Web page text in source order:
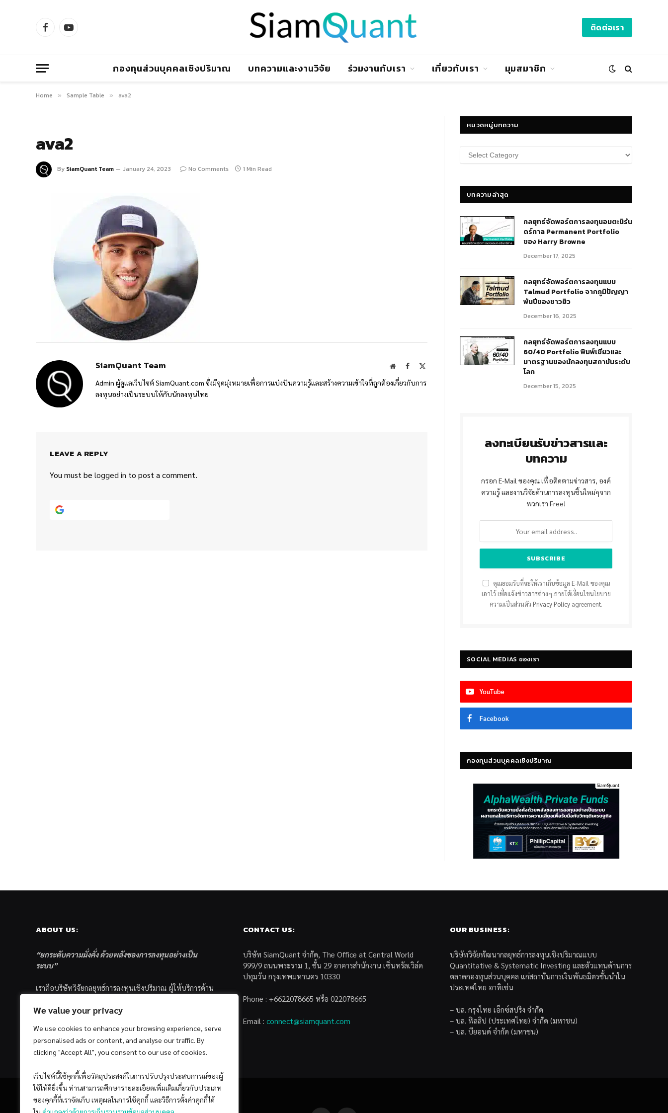
We value your privacy
We use cookies to enhance your browsing experience, serve
personalised ads or content, and analyse our traffic. By
clicking "Accept All", you consent to our use of cookies.
เว็บไซต์นี้ใช้คุกกี้เพื่อวัตถุประสงค์ในการปรับปรุงประสบการณ์ของผู้
ใช้ให้ดียิ่งขึ้น ท่านสามารถศึกษารายละเอียดเพิ่มเติมเกี่ยวกับประเภท
ของคุกกี้ที่เราจัดเก็บ เหตุผลในการใช้คุกกี้ และวิธีการตั้งค่าคุกกี้ได้
FacebookYouTube ติดต่อเรา
กองทุนส่วนบุคคลเชิงปริมาณ บทความและงานวิจัย ร่วมงานกับเรา เกี่ยวกับเรา มุมสมาชิก
Home » Sample Table » ava2
ava2
By SiamQuant Team January 24, 2023 No Comments 1 Min Read
SiamQuant Team WebsiteFacebook
Admin ผู้ดูแลเว็บไซต์ SiamQuant.com ซึ่งมีจุดมุ่งหมายเพื่อการแบ่งปันความรู้และสร้างความเข้าใจที่ถูกต้องเกี่ยวกับการ
ลงทุนอย่างเป็นระบบให้กับนักลงทุนไทย
LEAVE A REPLY
You must be logged in to post a comment.
หมวดหมู่บทความ
หมวด
หมู่
บทความล่าสุด
กลยุทธ์​จัดพอร์ตการลงทุนอมตะนิรัน
ดร์กาล Permanent Portfolio
ของ Harry Browne
December 17, 2025
กลยุทธ์จัดพอร์ตการลงทุนแบบ
Talmud Portfolio จากภูมิปัญญา
พันปีของชาวยิว
December 16, 2025
กลยุทธ์จัดพอร์ตการลงทุนแบบ
60/40 Portfolio พิมพ์เขียวและ
มาตรฐานของนักลงทุนสถาบันระดับ
โลก
December 15, 2025
ลงทะเบียนรับข่าวสารและ
บทความ
กรอก E-Mail ของคุณ เพื่อติดตามข่าวสาร, องค์
ความรู้ และงานวิจัยด้านการลงทุนชิ้นใหม่ๆจาก
พวกเรา Free!
คุณยอมรับที่จะให้เราเก็บข้อมูล E-Mail ของคุณ
เอาไว้ เพื่อแจ้งข่าวสารต่างๆ ภายใต้เงื่อนไขนโยบาย
ความเป็นส่วนตัว Privacy Policy agreement.
SOCIAL MEDIAS ของเรา
YouTube
Facebook
กองทุนส่วนบุคคลเชิงปริมาณ
ABOUT US:
“ยกระดับความมั่งคั่ง ด้วยพลังของการลงทุนอย่างเป็น
ระบบ”
เราคือบริษัทวิจัยกลยุทธ์การลงทุนเชิงปริมาณ ผู้ให้บริการด้าน
ส่วนบุคคล ซึ่งมีเป้าหมายที่จะช่วยเหลือให้นักลงทุนไทย
ด้วยแนวคิดและกระบวนการลงทุนอย่างเป็นระบบแบบ
Quantitative & Systematic Investing
CONTACT US:
บริษัท SiamQuant จำกัด, The Office at Central World
999/9 ถนนพระราม 1, ชั้น 29 อาคารสำนักงาน เซ็นทรัลเวิล์ด
ปทุมวัน กรุงเทพมหานคร 10330
Phone : +6622078665 หรือ 022078665
Email : connect@siamquant.com
OUR BUSINESS:
บริษัทวิจัยพัฒนากลยุทธ์การลงทุนเชิงปริมาณแบบ
Quantitative & Systematic Investing และตัวแทนด้านการ
ตลาดกองทุนส่วนบุคคล แก่สถาบันการเงินพันธมิตรชั้นนำใน
ประเทศไทย อาทิเช่น
– บล. กรุงไทย เอ็กซ์สปริง จำกัด
– บล. ฟิลลิป (ประเทศไทย) จำกัด (มหาชน)
– บล. บียอนด์ จำกัด (มหาชน)